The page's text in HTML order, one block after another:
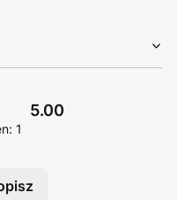
5.00
1